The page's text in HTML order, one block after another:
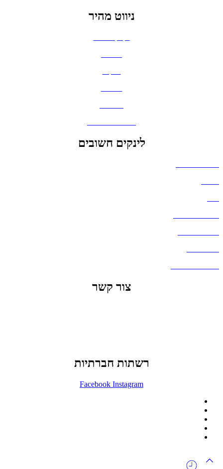
ניווט מהיר
לינקים חשובים
צור קשר
רשתות חברתיות
Facebook Instagram